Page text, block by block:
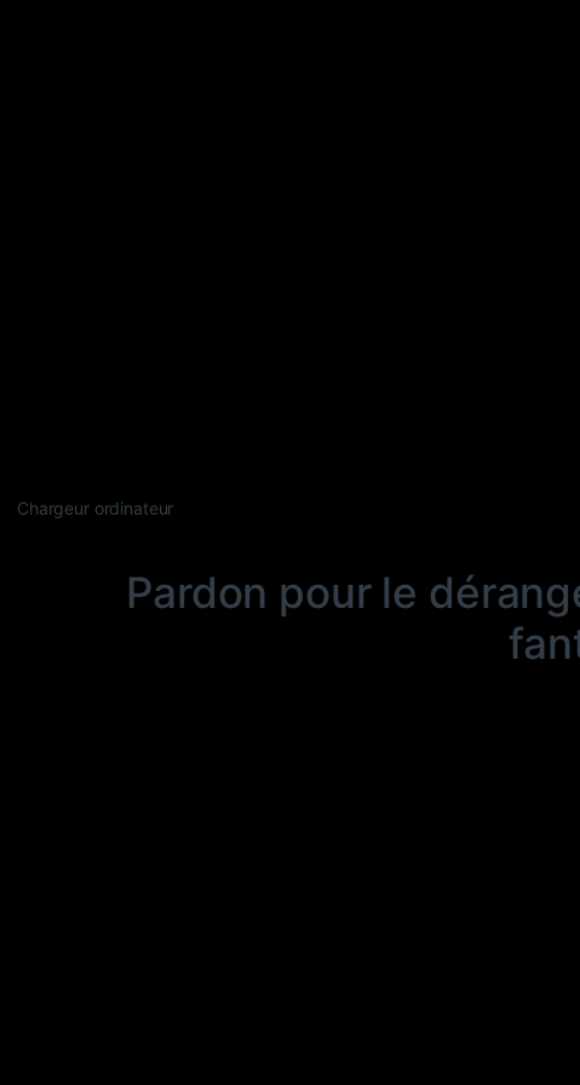
Chargeur ordinateur
Pardon pour le